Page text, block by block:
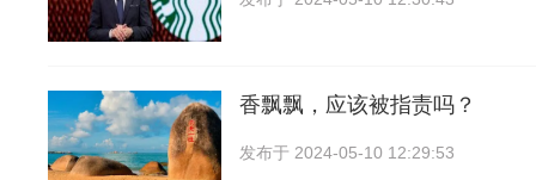
香飘飘，应该被指责吗？
发布于 2024-05-10 12:29:53